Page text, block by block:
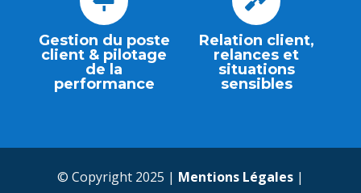
Gestion du poste
client & pilotage
de la
performance
Relation client,
relances et
situations
sensibles
© Copyright 2025 | Mentions Légales|